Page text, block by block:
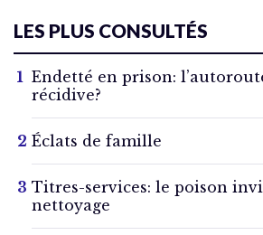
LES PLUS CONSULTÉS
Endetté en prison:
récidive?
Éclats de famille
Titres-services: le poison
nettoyage